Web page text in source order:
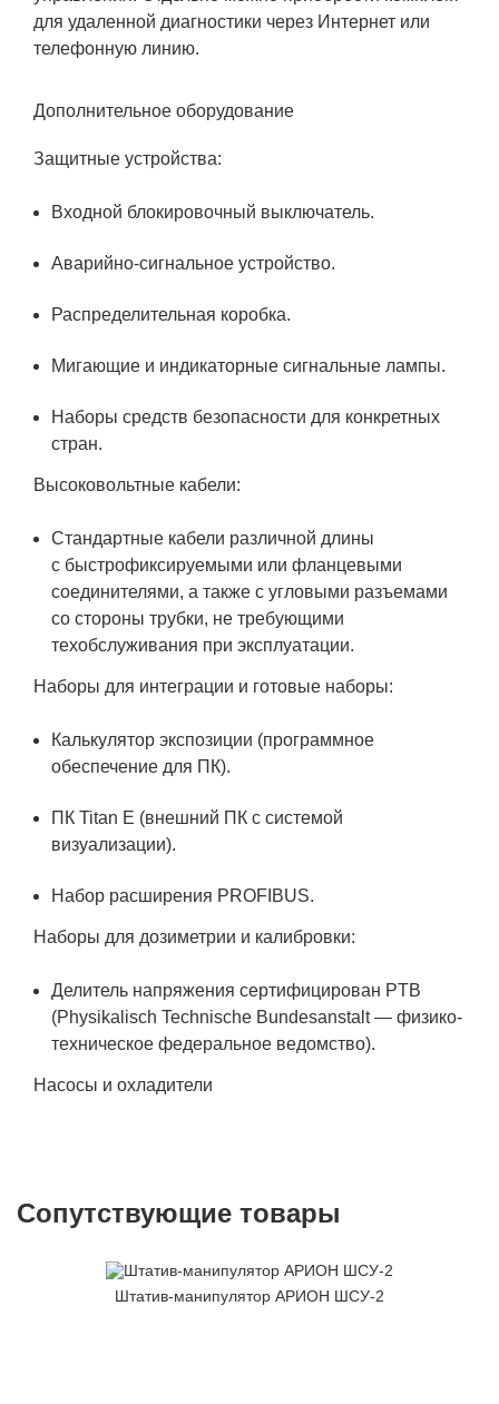
для удаленной диагностики через Интернет или
телефонную линию.
Дополнительное оборудование
Защитные устройства:
Входной блокировочный выключатель.
Аварийно-сигнальное устройство.
Распределительная коробка.
Мигающие и индикаторные сигнальные лампы.
Наборы средств безопасности для конкретных
стран.
Высоковольтные кабели:
Стандартные кабели различной длины
с быстрофиксируемыми или фланцевыми
соединителями, а также с угловыми разъемами
со стороны трубки, не требующими
техобслуживания при эксплуатации.
Наборы для интеграции и готовые наборы:
Калькулятор экспозиции (программное
обеспечение для ПК).
ПК Titan E (внешний ПК с системой
визуализации).
Набор расширения PROFIBUS.
Наборы для дозиметрии и калибровки:
Делитель напряжения сертифицирован PTB
(Physikalisch Technische Bundesanstalt — физико-
техническое федеральное ведомство).
Насосы и охладители
Сопутствующие товары
Штатив-манипулятор АРИОН ШСУ-2